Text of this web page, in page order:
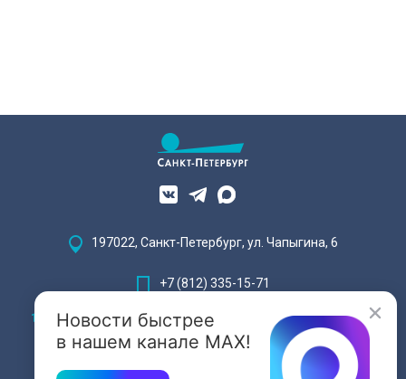
Новости быстрее
в нашем канале MAX!
197022, Санкт-Петербург, ул. Чапыгина, 6
+7 (812) 335-15-71
Внимание! Отдельные видеоматериалы, размещенные на настоящем
сайте, могут содержать информацию, предназначенную для лиц,
достигших 18 лет.